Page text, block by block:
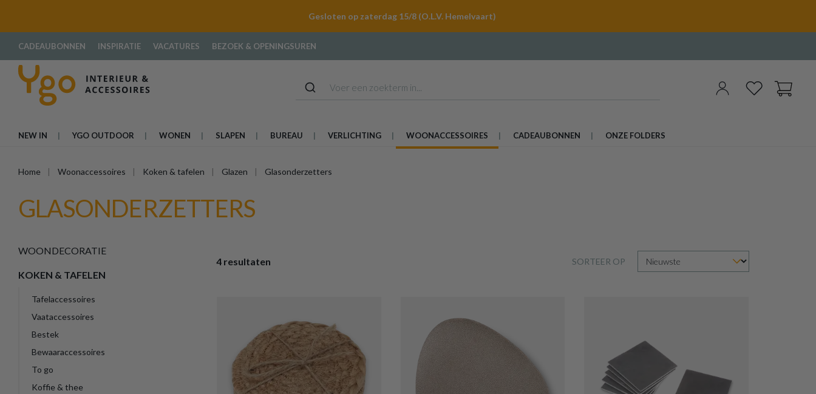
Gesloten op zaterdag 15/8 (O.L.V. Hemelvaart)
CADEAUBONNEN INSPIRATIE VACATURES BEZOEK & OPENINGSUREN
NEW IN YGO OUTDOOR WONEN SLAPEN BUREAU VERLICHTING WOONACCESSOIRES CADEAUBONNEN ONZE FOLDERS
Home Woonaccessoires Koken & tafelen Glazen Glasonderzetters
GLASONDERZETTERS
WOONDECORATIE
KOKEN & TAFELEN
Tafelaccessoires
Vaataccessoires
Bestek
Bewaaraccessoires
To go
Koffie & thee
4 resultaten SORTEER OP